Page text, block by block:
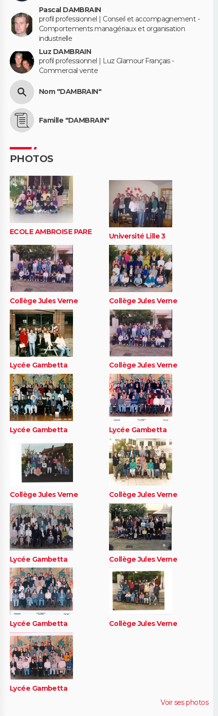
Pascal DAMBRAIN
profil professionnel | Conseil et accompagnement -
Comportements managériaux et organisation
industrielle
Luz DAMBRAIN
profil professionnel | Luz Glamour Français -
Commercial vente
Nom "DAMBRAIN"
Famille "DAMBRAIN"
PHOTOS
ECOLE AMBROISE PARE Université Lille 3
Collège Jules Verne Collège Jules Verne
Lycée Gambetta Collège Jules Verne
Lycée Gambetta Lycée Gambetta
Collège Jules Verne Collège Jules Verne
Lycée Gambetta Collège Jules Verne
Lycée Gambetta Collège Jules Verne
Lycée Gambetta
Voir ses photos